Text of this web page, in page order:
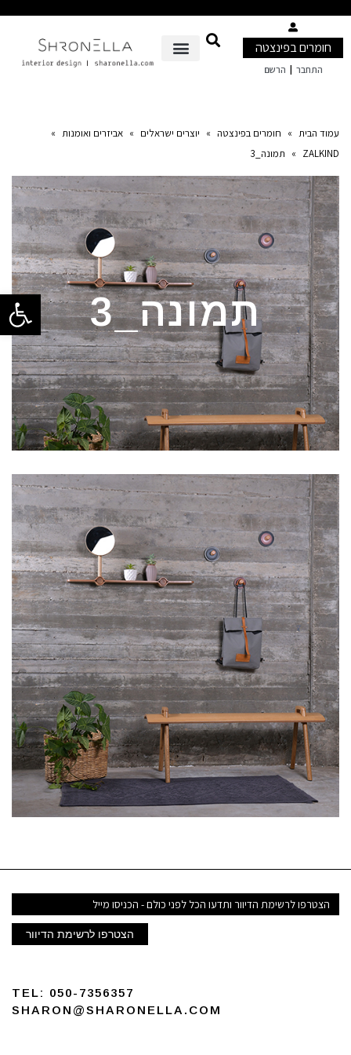
פתח
חומרים בפינצטה
התחבר | הרשם
עמוד הבית » חומרים בפינצטה » יוצרים ישראלים » אביזרים ואומנות »
ZALKIND
» תמונה_3
תמונה_3
דואר
אלקטרוני
הצטרפו לרשימת הדיוור
TEL: 050-7356357
SHARON@SHARONELLA.COM